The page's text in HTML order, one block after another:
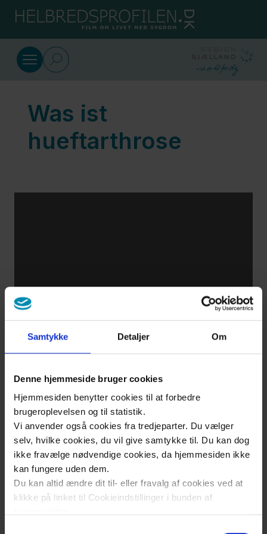
Samtykke Detaljer Om
Denne hjemmeside bruger cookies
Hjemmesiden benytter cookies til at forbedre
brugeroplevelsen og til statistik.
Vi anvender også cookies fra tredjeparter. Du vælger
selv, hvilke cookies, du vil give samtykke til. Du kan dog
ikke fravælge nødvendige cookies, da hjemmesiden ikke
kan fungere uden dem.
Du kan altid ændre dit til- eller fravalg af cookies ved at
klikke på linket til Cookieindstillinger i bunden af
SkipToMain.AriaLabel
Deutsch
Über Arthrose und Symptome
Was ist
hueftarthrose
arthrose
Wegen der
Schmerzen
Was ist
kniegelenksarthrose
Symptome der
hueftgelenksarthrose
Ich wurde
immer
schwaecher
Was ist
hueftarthrose